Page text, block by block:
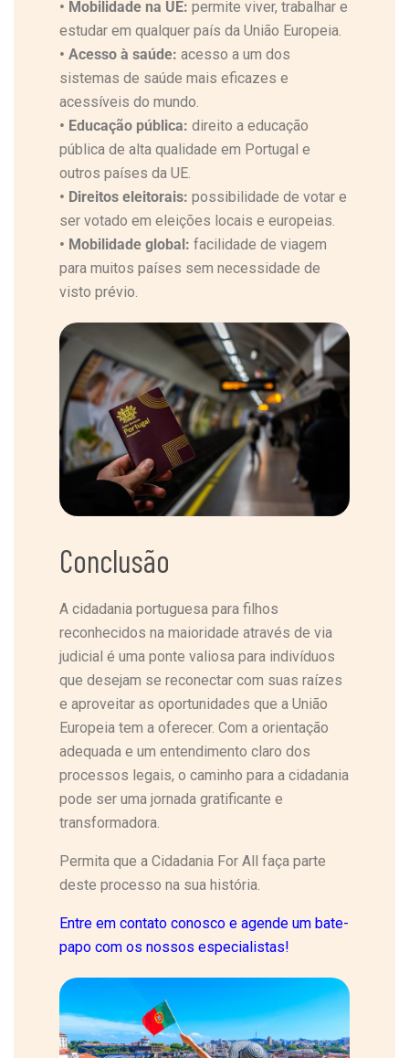
• Mobilidade na UE: permite viver, trabalhar e
estudar em qualquer país da União Europeia.
• Acesso à saúde: acesso a um dos
sistemas de saúde mais eficazes e
acessíveis do mundo.
• Educação pública: direito a educação
pública de alta qualidade em Portugal e
outros países da UE.
• Direitos eleitorais: possibilidade de votar e
ser votado em eleições locais e europeias.
• Mobilidade global: facilidade de viagem
para muitos países sem necessidade de
visto prévio.
Conclusão
A cidadania portuguesa para filhos
reconhecidos na maioridade através de via
judicial é uma ponte valiosa para indivíduos
que desejam se reconectar com suas raízes
e aproveitar as oportunidades que a União
Europeia tem a oferecer. Com a orientação
adequada e um entendimento claro dos
processos legais, o caminho para a cidadania
pode ser uma jornada gratificante e
transformadora.
Permita que a Cidadania For All faça parte
deste processo na sua história.
Entre em contato conosco e agende um bate-
papo com os nossos especialistas!